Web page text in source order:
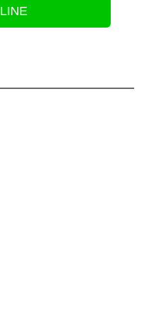
LINE